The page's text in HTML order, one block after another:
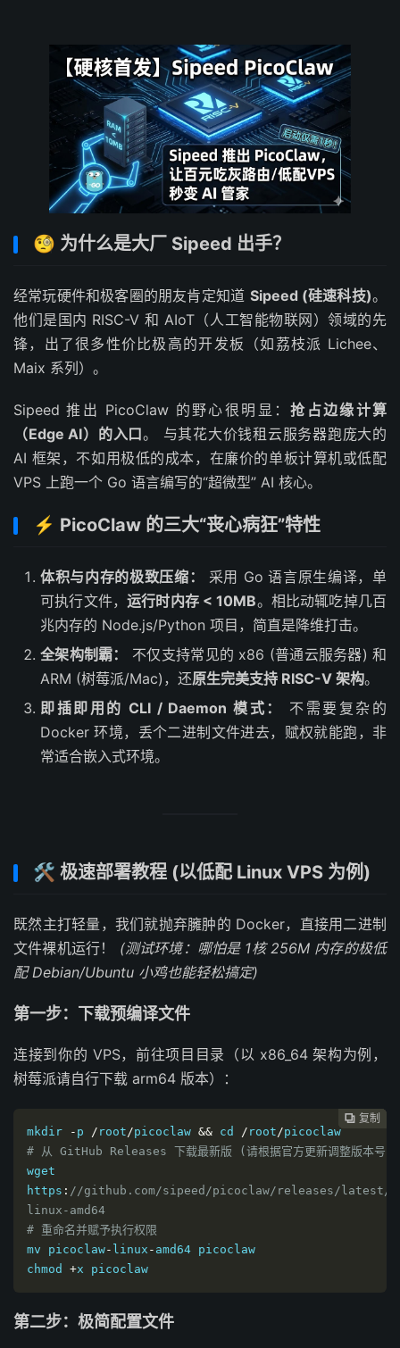
🧐 为什么是大厂 Sipeed 出手？
经常玩硬件和极客圈的朋友肯定知道 Sipeed (硅速科技)。
他们是国内 RISC-V 和 AIoT（人工智能物联网）领域的先
锋，出了很多性价比极高的开发板（如荔枝派 Lichee、
Maix 系列）。
Sipeed 推出 PicoClaw 的野心很明显：抢占边缘计算
（Edge AI）的入口。 与其花大价钱租云服务器跑庞大的
AI 框架，不如用极低的成本，在廉价的单板计算机或低配
VPS 上跑一个 Go 语言编写的“超微型” AI 核心。
⚡️ PicoClaw 的三大“丧心病狂”特性
体积与内存的极致压缩：
采用 Go 语言原生编译，单
可执行文件，运行时内存 < 10MB。相比动辄吃掉几百
兆内存的 Node.js/Python 项目，简直是降维打击。
全架构制霸：
不仅支持常见的 x86 (普通云服务器) 和
ARM (树莓派/Mac)，还原生完美支持 RISC-V 架构。
即插即用的 CLI / Daemon 模式：
不需要复杂的
Docker 环境，丢个二进制文件进去，赋权就能跑，非
常适合嵌入式环境。
🛠️ 极速部署教程 (以低配 Linux VPS 为例)
既然主打轻量，我们就抛弃臃肿的 Docker，直接用二进制
文件裸机运行！ (测试环境：哪怕是 1核 256M 内存的极低
配 Debian/Ubuntu 小鸡也能轻松搞定)
第一步：下载预编译文件
连接到你的 VPS，前往项目目录（以 x86_64 架构为例，
树莓派请自行下载 arm64 版本）：
 复制
 复制
 复制
 复制
 复制
 复制
mkdir
- p / root /picoclaw && cd / root /
# 从 GitHub Releases 下载最新版 (请根据官方更新调整版本号)
wget
https : //github.com/sipeed/picoclaw/releases/latest/
linux-amd64
# 重命名并赋予执行权限
mv picoclaw- linux - amd64 picoclaw
chmod +x picoclaw
第二步：极简配置文件